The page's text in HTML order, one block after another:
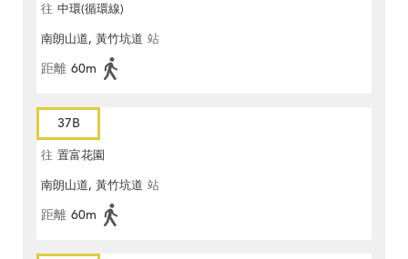
往 中環(循環線)
南朗山道, 黃竹坑道 站
距離 60m
37B
往 置富花園
南朗山道, 黃竹坑道 站
距離 60m